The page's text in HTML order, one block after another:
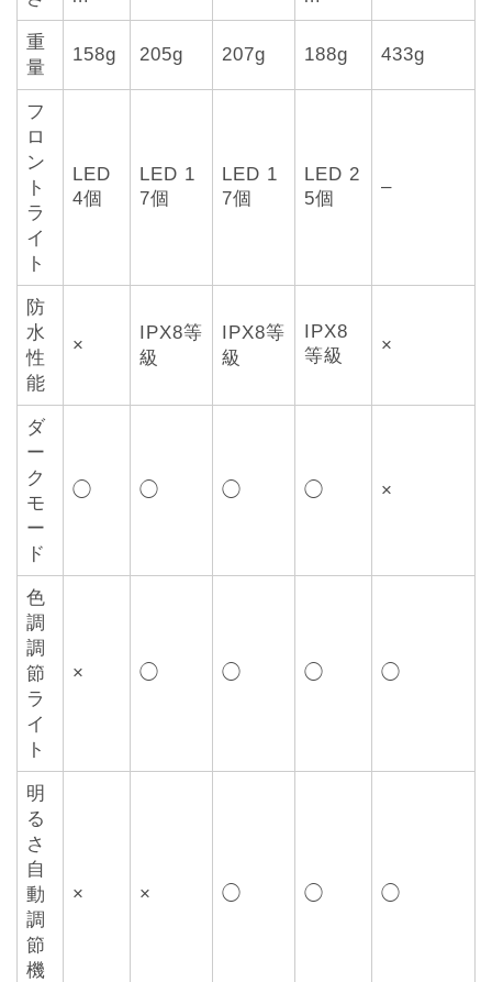
重
量
158g 205g 207g 188g 433g
フ
ロ
ン
ト
ラ
イ
ト
LED
4個
LED 1
7個
LED 1
7個
LED 2
5個
–
防
水
性
能
×
IPX8等
級
IPX8等
級
IPX8
等級
×
ダ
ー
ク
モ
ー
ド
◯ ◯ ◯ ◯ ×
色
調
調
節
ラ
イ
ト
× ◯ ◯ ◯ ◯
明
る
さ
自
動
調
節
機
× × ◯ ◯ ◯